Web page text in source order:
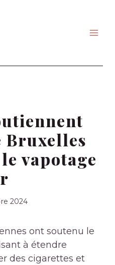
Bruxelles
vapotage
2024
ont soutenu le
à étendre
des cigarettes et